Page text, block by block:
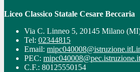
Liceo Classico Statale Cesare Beccaria
Via C. Linneo 5, 20145 Milano
Tel: 02344815
Email: mipc040008@istruzione.it
PEC: mipc040008@pec.istruzione.it
C.F.: 80125550154